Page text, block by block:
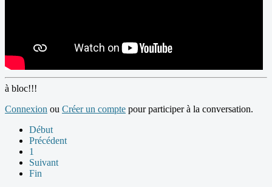
à bloc!!!
Connexion ou Créer un compte pour participer à la conversation.
Début
Précédent
1
Suivant
Fin